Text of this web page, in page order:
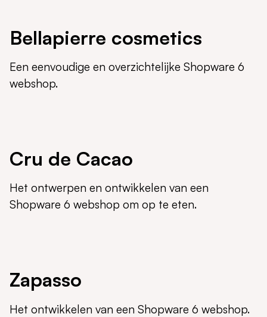
Bellapierre cosmetics
Een eenvoudige en overzichtelijke Shopware 6
webshop.
Cru de Cacao
Het ontwerpen en ontwikkelen van een
Shopware 6 webshop om op te eten.
Zapasso
Het ontwikkelen van een Shopware 6 webshop.